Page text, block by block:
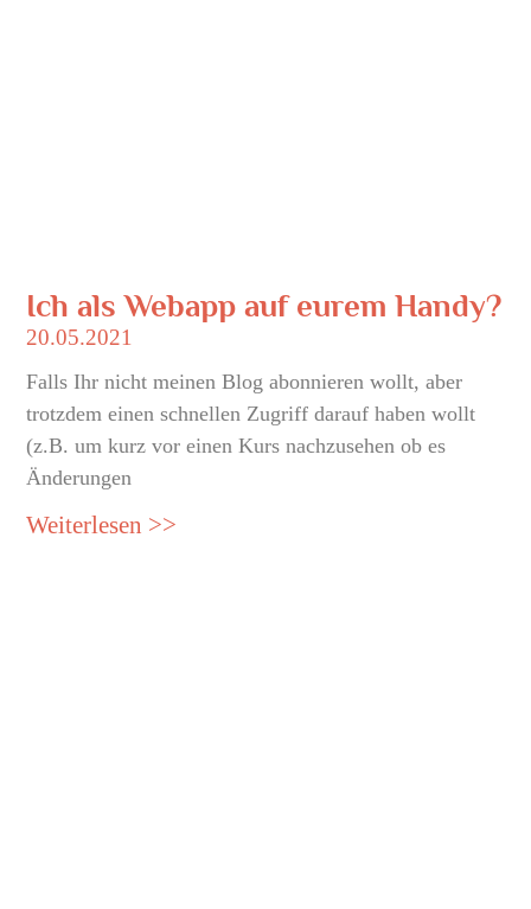
Ich als Webapp auf eurem Handy?
20.05.2021
Falls Ihr nicht meinen Blog abonnieren wollt, aber
trotzdem einen schnellen Zugriff darauf haben wollt
(z.B. um kurz vor einen Kurs nachzusehen ob es
Änderungen
Weiterlesen >>